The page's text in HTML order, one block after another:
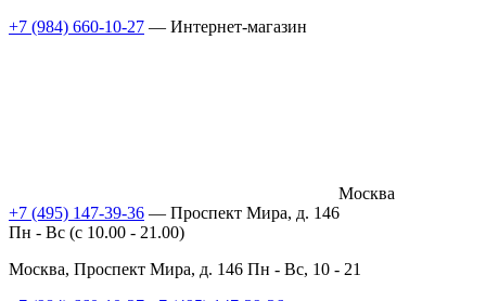
+7 (984) 660-10-27 — Интернет-магазин
Москва
+7 (495) 147-39-36 — Проспект Мира, д. 146
Пн - Вс (c 10.00 - 21.00)
Москва, Проспект Мира, д. 146 Пн - Вс, 10 - 21